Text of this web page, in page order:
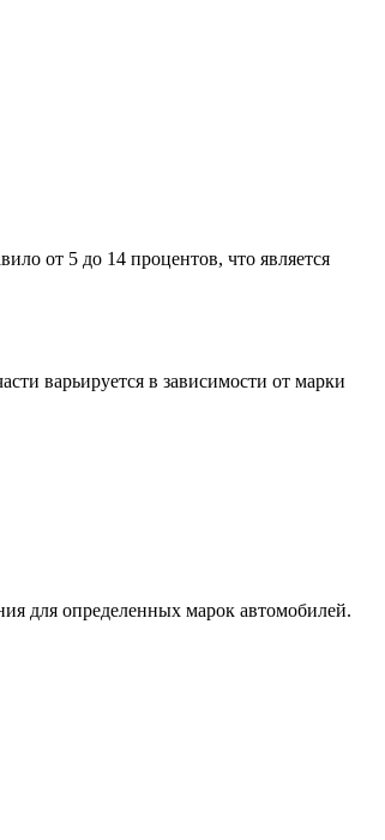
от 5 до 14 процентов, что является
варьируется в зависимости от марки
для определенных марок автомобилей.